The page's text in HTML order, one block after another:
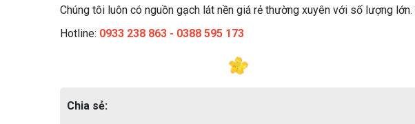
Chúng tôi luôn có nguồn gạch lát nền giá rẻ thường xuyên với số lượng
Hotline: 0933 238 863 - 0388 595 173
Chia sẻ: